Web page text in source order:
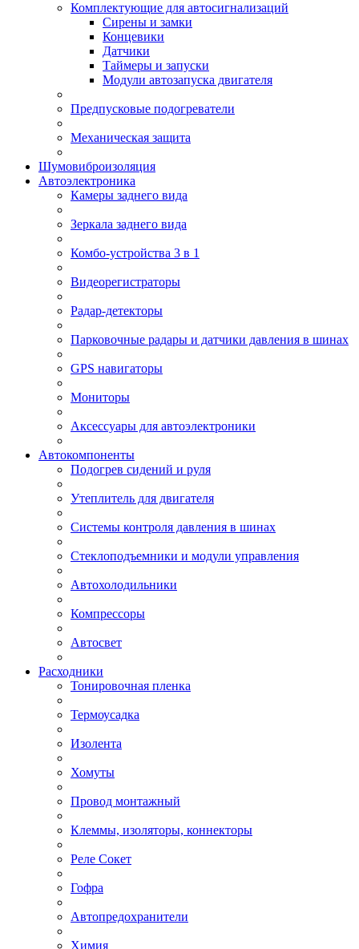
Комплектующие для автосигнализаций
Сирены и замки
Концевики
Датчики
Таймеры и запуски
Модули автозапуска двигателя
Предпусковые подогреватели
Механическая защита
Шумовиброизоляция
Автоэлектроника
Камеры заднего вида
Зеркала заднего вида
Комбо-устройства 3 в 1
Видеорегистраторы
Радар-детекторы
Парковочные радары и датчики давления в шинах
GPS навигаторы
Мониторы
Аксессуары для автоэлектроники
Автокомпоненты
Подогрев сидений и руля
Утеплитель для двигателя
Системы контроля давления в шинах
Стеклоподъемники и модули управления
Автохолодильники
Компрессоры
Автосвет
Расходники
Тонировочная пленка
Термоусадка
Изолента
Хомуты
Провод монтажный
Клеммы, изоляторы, коннекторы
Реле Сокет
Гофра
Автопредохранители
Химия